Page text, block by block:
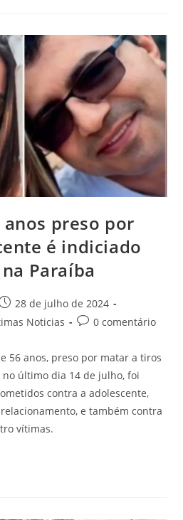
preso por
é indiciado
Paraíba
28 de julho de 2024
Noticias 0 comentário
56 anos, preso por matar a tiros
no último dia 14 de julho, foi
contra a adolescente,
e também contra
vítimas.